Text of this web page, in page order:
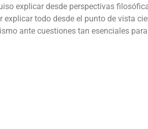
explicar desde perspectivas
todo desde el punto de vista
ante cuestiones tan esenciales